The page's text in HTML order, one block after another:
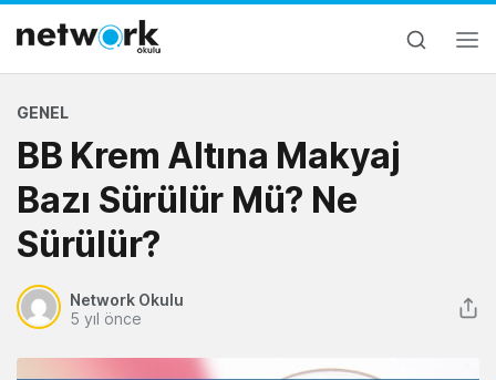
GENEL
BB Krem Altına Makyaj
Bazı Sürülür Mü? Ne
Sürülür?
Network Okulu
5 yıl önce